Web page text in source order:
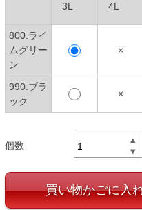
3L 4L
800.ライ
ムグリー
ン
×
990.ブラ
ック
×
個数
買い物かごに入